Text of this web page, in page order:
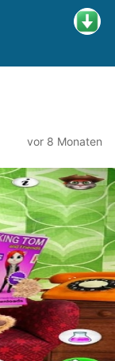
vor 8 Monaten